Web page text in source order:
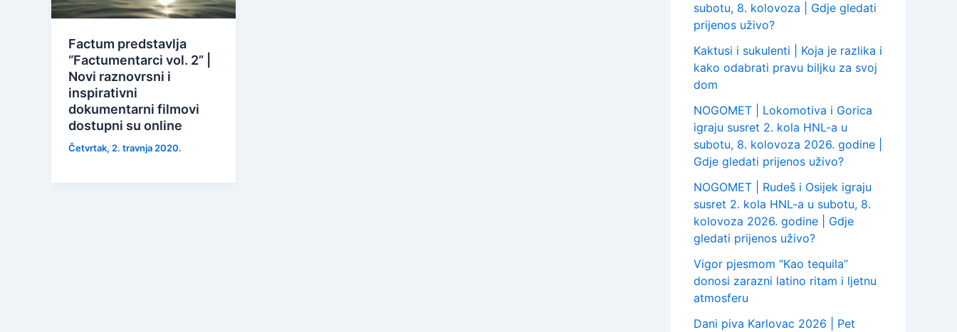
Factum predstavlja
“Factumentarci vol. 2” |
Novi raznovrsni i
inspirativni
dokumentarni filmovi
dostupni su online
Četvrtak, 2. travnja 2020.
subotu, 8. kolovoza | Gdje gledati
prijenos uživo?
Kaktusi i sukulenti | Koja je razlika i
kako odabrati pravu biljku za svoj
dom
NOGOMET | Lokomotiva i Gorica
igraju susret 2. kola HNL-a u
subotu, 8. kolovoza 2026. godine |
Gdje gledati prijenos uživo?
NOGOMET | Rudeš i Osijek igraju
susret 2. kola HNL-a u subotu, 8.
kolovoza 2026. godine | Gdje
gledati prijenos uživo?
Vigor pjesmom “Kao tequila”
donosi zarazni latino ritam i ljetnu
atmosferu
Dani piva Karlovac 2026 | Pet